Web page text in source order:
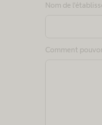
Nom de
Comment